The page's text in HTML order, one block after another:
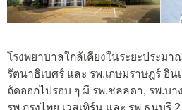
โรงพยาบาลใกล้เคียงในระยะประมา
รัตนาธิเบศร์ และ รพ.เกษมราษฎร์ อิ
ถัดออกไปรอบ ๆ มี รพ.ชลลดา, รพ.บา
รพ.กรุงไทย เวสเทิร์น และ รพ.ธนบุรี 2